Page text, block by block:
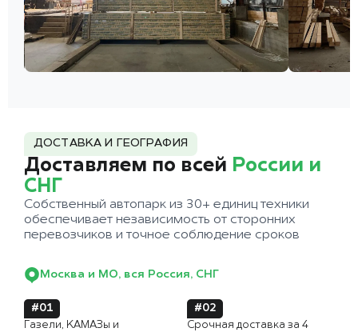
ДОСТАВКА И ГЕОГРАФИЯ
Доставляем по всей России и
СНГ
Собственный автопарк из 30+ единиц техники
обеспечивает независимость от сторонних
перевозчиков и точное соблюдение сроков
Москва и МО, вся Россия, СНГ
#01
Газели, КАМАЗы и
#02
Срочная доставка за 4